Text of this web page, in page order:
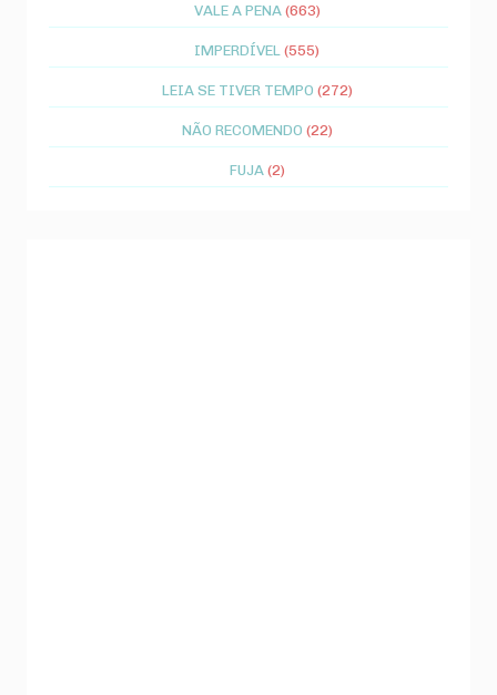
VALE A PENA (663)
IMPERDÍVEL(555)
LEIA SE TIVER TEMPO (272)
NÃO RECOMENDO (22)
FUJA (2)